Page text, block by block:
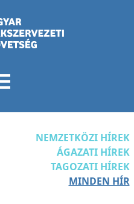
NEMZETKÖZI HÍREK
ÁGAZATI HÍREK
TAGOZATI HÍREK
MINDEN HÍR